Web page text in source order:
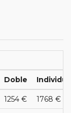
Doble
1254 € 1768 €